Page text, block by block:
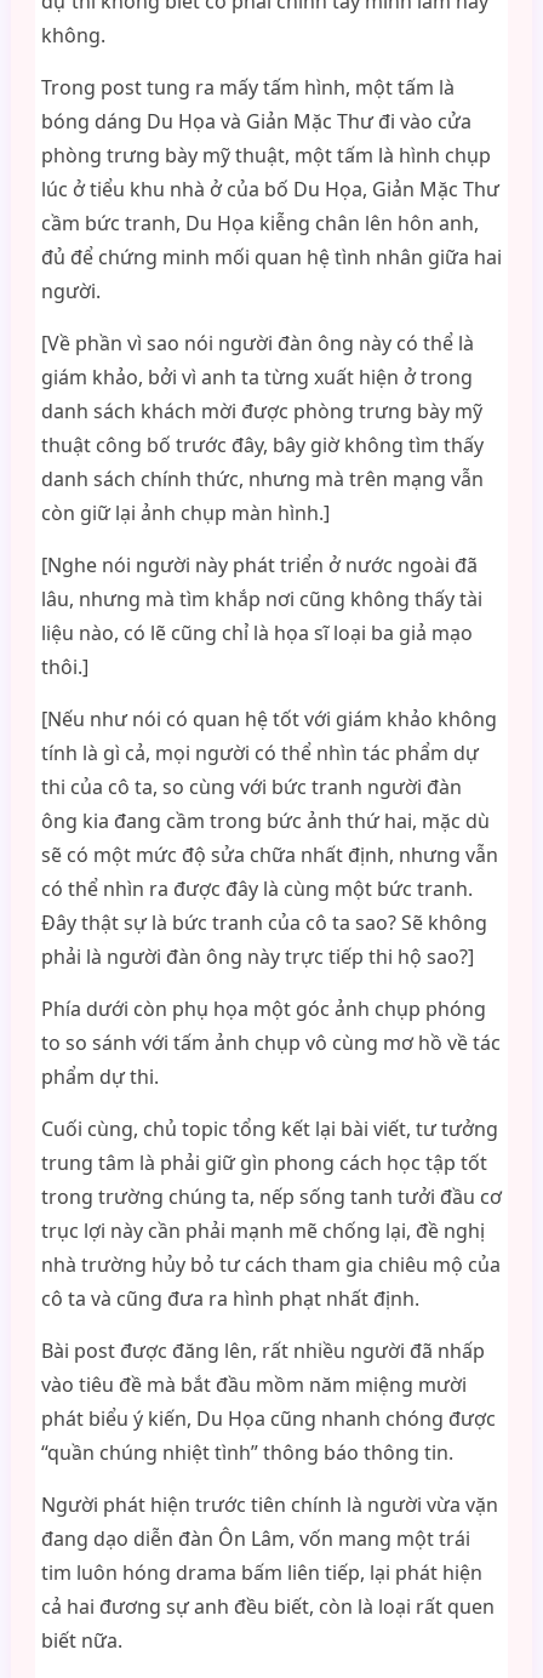
không.
Trong post tung ra mấy tấm hình, một tấm là
bóng dáng Du Họa và Giản Mặc Thư đi vào cửa
phòng trưng bày mỹ thuật, một tấm là hình chụp
lúc ở tiểu khu nhà ở của bố Du Họa, Giản Mặc Thư
cầm bức tranh, Du Họa kiễng chân lên hôn anh,
đủ để chứng minh mối quan hệ tình nhân giữa hai
người.
[Về phần vì sao nói người đàn ông này có thể là
giám khảo, bởi vì anh ta từng xuất hiện ở trong
danh sách khách mời được phòng trưng bày mỹ
thuật công bố trước đây, bây giờ không tìm thấy
danh sách chính thức, nhưng mà trên mạng vẫn
còn giữ lại ảnh chụp màn hình.]
[Nghe nói người này phát triển ở nước ngoài đã
lâu, nhưng mà tìm khắp nơi cũng không thấy tài
liệu nào, có lẽ cũng chỉ là họa sĩ loại ba giả mạo
thôi.]
[Nếu như nói có quan hệ tốt với giám khảo không
tính là gì cả, mọi người có thể nhìn tác phẩm dự
thi của cô ta, so cùng với bức tranh người đàn
ông kia đang cầm trong bức ảnh thứ hai, mặc dù
sẽ có một mức độ sửa chữa nhất định, nhưng vẫn
có thể nhìn ra được đây là cùng một bức tranh.
Đây thật sự là bức tranh của cô ta sao? Sẽ không
phải là người đàn ông này trực tiếp thi hộ sao?]
Phía dưới còn phụ họa một góc ảnh chụp phóng
to so sánh với tấm ảnh chụp vô cùng mơ hồ về tác
phẩm dự thi.
Cuối cùng, chủ topic tổng kết lại bài viết, tư tưởng
trung tâm là phải giữ gìn phong cách học tập tốt
trong trường chúng ta, nếp sống tanh tưởi đầu cơ
trục lợi này cần phải mạnh mẽ chống lại, đề nghị
nhà trường hủy bỏ tư cách tham gia chiêu mộ của
cô ta và cũng đưa ra hình phạt nhất định.
Bài post được đăng lên, rất nhiều người đã nhấp
vào tiêu đề mà bắt đầu mồm năm miệng mười
phát biểu ý kiến, Du Họa cũng nhanh chóng được
“quần chúng nhiệt tình” thông báo thông tin.
Người phát hiện trước tiên chính là người vừa vặn
đang dạo diễn đàn Ôn Lâm, vốn mang một trái
tim luôn hóng drama bấm liên tiếp, lại phát hiện
cả hai đương sự anh đều biết, còn là loại rất quen
biết nữa.